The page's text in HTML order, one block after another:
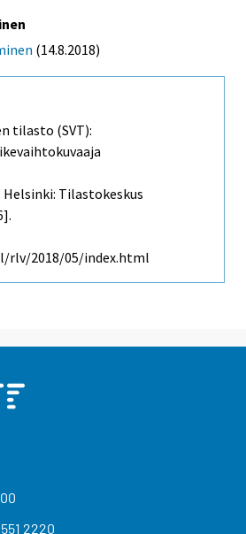
(14.8.2018)
tilasto (SVT):
Helsinki: Tilastokeskus
2018/05/index.html
2220